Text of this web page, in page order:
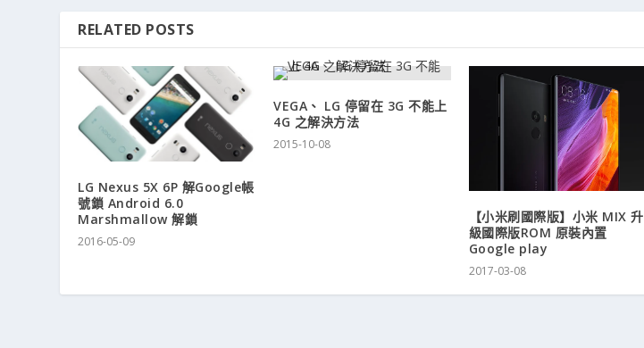
RELATED POSTS
LG Nexus 5X 6P 解Google帳
號鎖 Android 6.0
Marshmallow 解鎖
2016-05-09
VEGA、 LG 停留在 3G 不能上
4G 之解決方法
2015-10-08
【小米刷國際版】小米 MIX 升
級國際版ROM 原裝內置
Google play
2017-03-08